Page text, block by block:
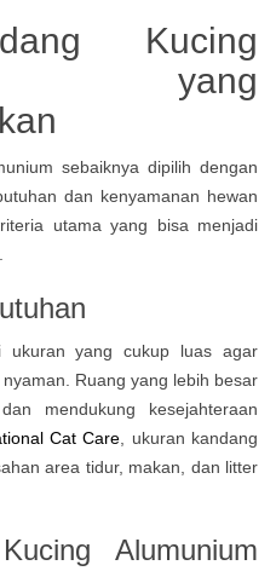
Kucing
yang
sebaiknya dipilih dengan
dan kenyamanan hewan
utama yang bisa menjadi
ukuran yang cukup luas agar
Ruang yang lebih besar
mendukung kesejahteraan
Cat Care , ukuran kandang
area tidur, makan, dan litter
Alumunium